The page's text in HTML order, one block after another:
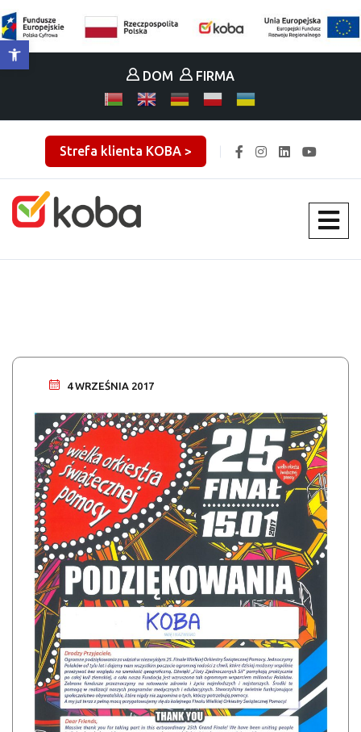
DOM FIRMA
Strefa klienta KOBA >
4 WRZEŚNIA 2017
Otwórz pasek narzędzi